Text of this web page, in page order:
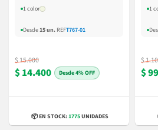
1 color
Desde15 un. REFT767-01
$ 15.000
$ 14.400 4% OFF
📦 EN STOCK:1775UNIDADES
1
$
$